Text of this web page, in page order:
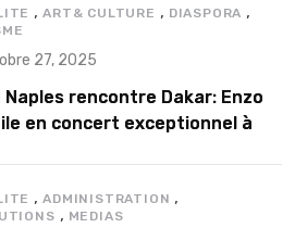
,ART& CULTURE , DIASPORA ,
27, 2025
Naples rencontre Dakar: Enzo
en concert exceptionnel à
,ADMINISTRATION ,
, MEDIAS